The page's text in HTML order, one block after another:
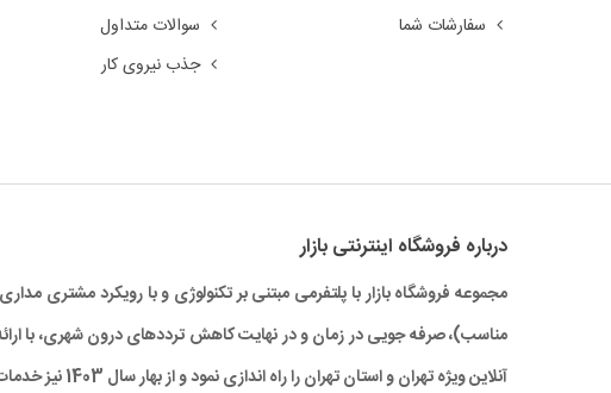
سفارشات شما
سوالات متداول
جذب نیروی کار
درباره‌ فروشگاه اینترنتی بازار
مجموعه فروشگاه بازار با پلتفرمی مبتنی بر تکنولوژی و با رویکرد
آنلاین ویژه تهران و استان تهران را راه‌ اندازی نمود و از بهار سال 1403 نیز خدمات بازار به سراسر کشور نیز گسترش یافته است.